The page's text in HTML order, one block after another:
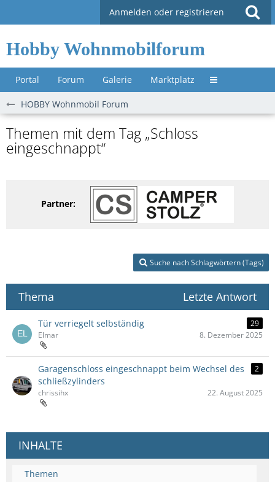
Anmelden oder registrieren
Hobby Wohnmobilforum
Portal Forum Galerie Marktplatz Untermenü »
HOBBY Wohnmobil Forum
Themen mit dem Tag „Schloss
eingeschnappt“
Partner:
Suche nach Schlagwörtern (Tags)
Thema Letzte Antwort
Tür verriegelt selbständig
29
Elmar
8. Dezember 2025
Garagenschloss eingeschnappt beim Wechsel des
schließzylinders
2
chrissihx 22. August 2025
INHALTE
Themen